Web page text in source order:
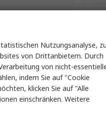
Nutzungsanalyse,
von Drittanbietern. Durch
von nicht-
indem Sie auf "Cookie
klicken Sie auf "Alle
einschränken. Weitere